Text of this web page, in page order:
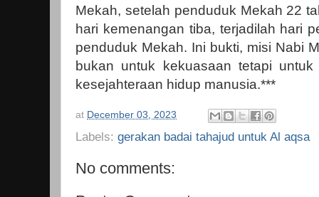
Mekah, setelah penduduk Mekah 22
hari kemenangan tiba, terjadilah hari
penduduk Mekah. Ini bukti, misi Nabi
bukan untuk kekuasaan tetapi
kesejahteraan hidup manusia.***
at December 03, 2023
Labels: gerakan badai tahajud untuk Al aqsa
No comments: